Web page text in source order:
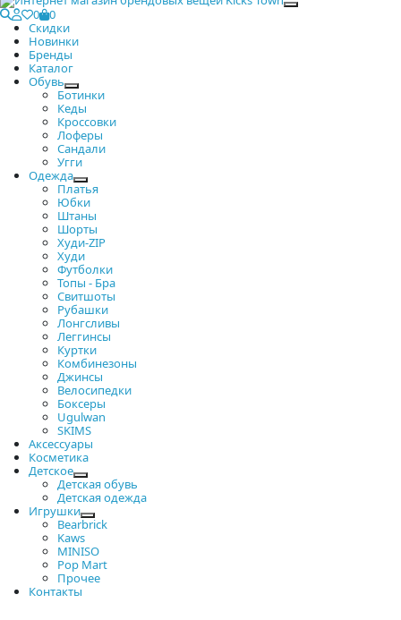
Закрыть
0
0
Скидки
Новинки
Бренды
Каталог
Обувь
Ботинки
Кеды
Кроссовки
Лоферы
Сандали
Угги
Одежда
Платья
Юбки
Штаны
Шорты
Худи-ZIP
Худи
Футболки
Топы - Бра
Свитшоты
Рубашки
Лонгсливы
Леггинсы
Куртки
Комбинезоны
Джинсы
Велосипедки
Боксеры
Ugulwan
SKIMS
Аксессуары
Косметика
Детское
Детская обувь
Детская одежда
Игрушки
Bearbrick
Kaws
MINISO
Pop Mart
Прочее
Контакты